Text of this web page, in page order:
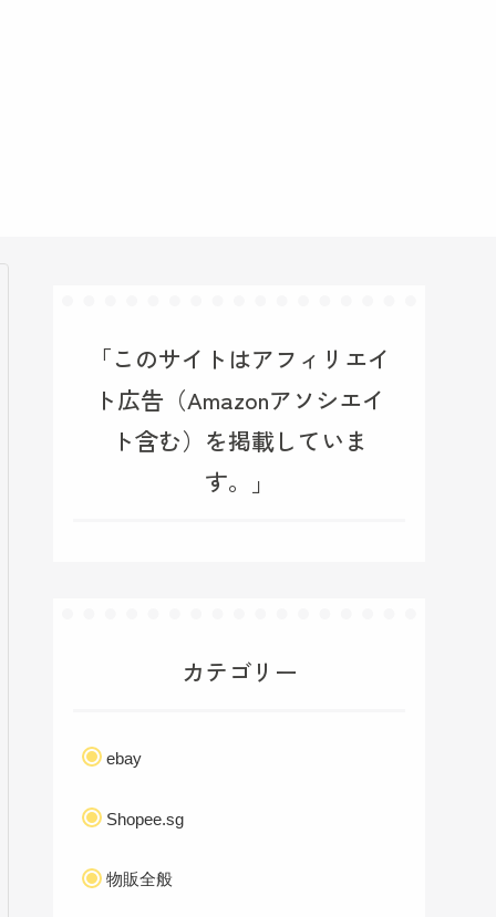
「このサイトはアフィリエイ
ト広告（Amazonアソシエイ
ト含む）を掲載していま
す。」
カテゴリー
ebay
Shopee.sg
物販全般